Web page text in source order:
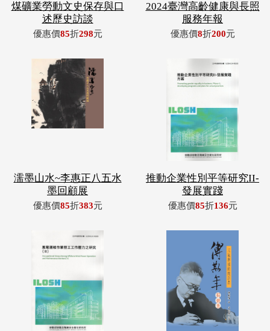
煤礦業勞動文史保存與口
述歷史訪談
優惠價85折298元
2024臺灣高齡健康與長照
服務年報
優惠價8折200元
濡墨山水~李惠正八五水
墨回顧展
優惠價85折383元
推動企業性別平等研究II-
發展實踐
優惠價85折136元